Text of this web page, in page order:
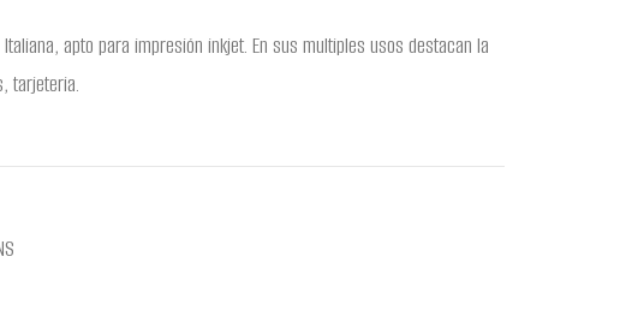
apto para impresión inkjet. En sus multiples usos destacan la
tarjeteria.